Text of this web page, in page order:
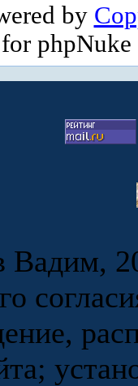
by
for